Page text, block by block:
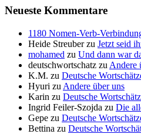
Neueste Kommentare
1180 Nomen-Verb-
Heide Streuberzu Jetzt seid
mohamed zu Und dann war
deutschwortschatz zu Andere
K.M. zu Deutsche
Hyuri zu Andere über uns
Karin zu Deutsche
Ingrid Feiler-Szojda zu Die
Gepe zu Deutsche
Bettina zu Deutsche